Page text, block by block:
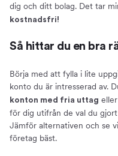
Insättningsgarantin
dig och ditt bolag. Det tar
kostnadsfri!
Så hittar du en bra
Börja med att fylla i lite
konto du är intresserad av.
konton med fria uttag eller
för dig utifrån de val du
Jämför alternativen och se
företag bäst.